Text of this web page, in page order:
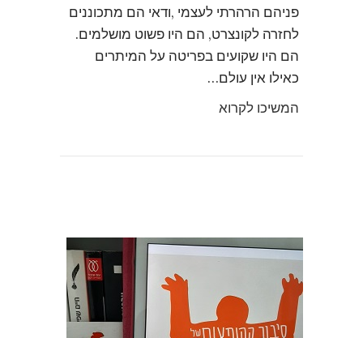
פניהם הרהרתי לעצמי ,ודאי הם מתכוננים
לחזרה לקונצרט, הם היו פשוט מושלמים.
הם היו שקועים בפריטה על המיתרים
כאילו אין עולם…
המשיכו לקרוא